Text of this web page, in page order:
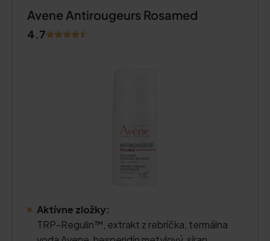
Avene Antirougeurs Rosamed
4.7
Aktívne zložky:
TRP-Regulin™, extrakt z rebríčka, termálna